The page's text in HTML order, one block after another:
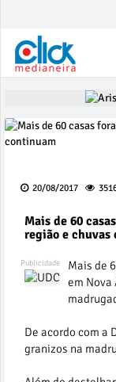
20/08/2017
Mais de 60
região e chuvas
Mais de
em Nova
De acordo com a
granizos na